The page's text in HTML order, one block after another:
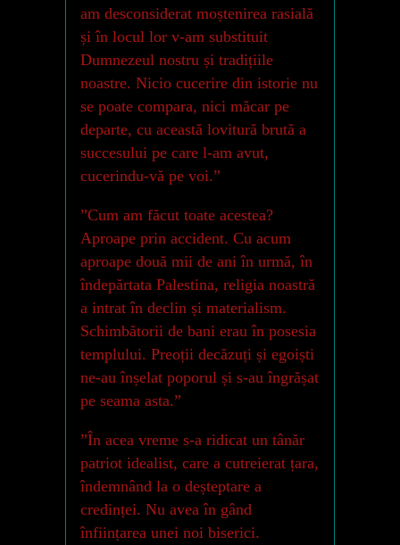
am desconsiderat moștenirea rasială
și în locul lor v-am substituit
Dumnezeul nostru și tradițiile
noastre. Nicio cucerire din istorie nu
se poate compara, nici măcar pe
departe, cu această lovitură brută a
succesului pe care l-am avut,
cucerindu-vă pe voi.”
”Cum am făcut toate acestea?
Aproape prin accident. Cu acum
aproape două mii de ani în urmă, în
îndepărtata Palestina, religia noastră
a intrat în declin și materialism.
Schimbătorii de bani erau în posesia
templului. Preoții decăzuți și egoiști
ne-au înșelat poporul și s-au îngrășat
pe seama asta.”
”În acea vreme s-a ridicat un tânăr
patriot idealist, care a cutreierat țara,
îndemnând la o deșteptare a
credinței. Nu avea în gând
înființarea unei noi biserici.